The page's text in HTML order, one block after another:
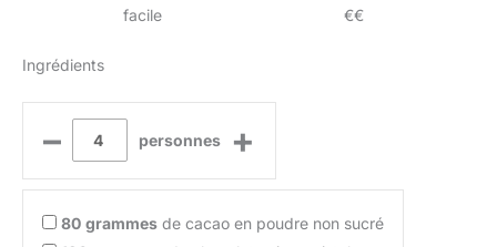
facile €€
Ingrédients
– personnes +
80 grammes de cacao en poudre non sucré